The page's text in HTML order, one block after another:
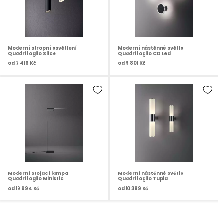
Moderní stropní osvětlení
Quadrifoglio Slice
od 7 416 Kč
Moderní nástěnné světlo
Quadrifoglio CD Led
od 9 801 Kč
Moderní stojací lampa
Quadrifoglio Ministic
od 19 994 Kč
Moderní nástěnné světlo
Quadrifoglio Tupla
od 10 389 Kč